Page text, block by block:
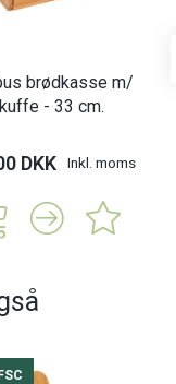
brødkasse m/
- 33 cm.
DKK Inkl. moms